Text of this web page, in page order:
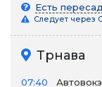
Есть
Следует через
Трнава
07:40